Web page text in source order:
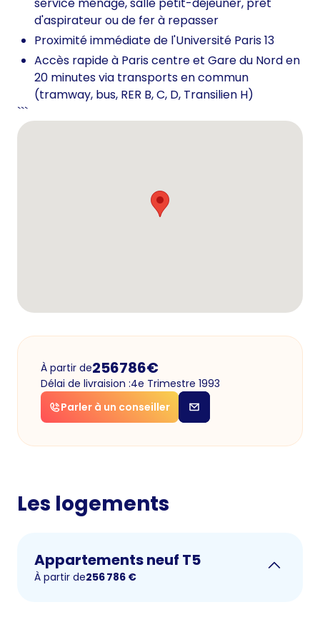
service ménage, salle petit-déjeuner, prêt
d'aspirateur ou de fer à repasser
Proximité immédiate de l'Université Paris 13
Accès rapide à Paris centre et Gare du Nord en
20 minutes via transports en commun
(tramway, bus, RER B, C, D, Transilien H)
```
À partir de256786€
Délai de livraision :4e Trimestre 1993
Parler à un conseiller
Les logements
Appartements neuf T5
À partir de256 786 €